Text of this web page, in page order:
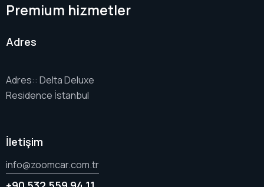
Premium hizmetler
Adres
Adres:: Delta Deluxe
Residence İstanbul
İletişim
info@zoomcar.com.tr